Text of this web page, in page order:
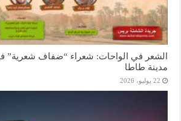
الشعر في الواحات: شعراء “ضفاف شعرية”
مدينة طاطا
22 يوليو، 2026